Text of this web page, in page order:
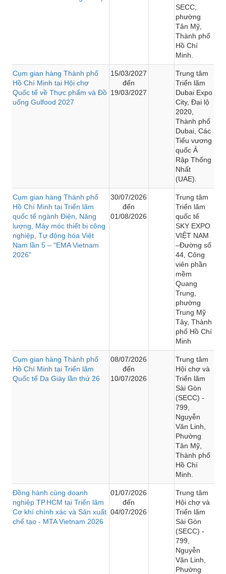
SECC,
phường
Tân Mỹ,
Thành phố
Hồ Chí
Minh.
Cụm gian hàng Thành phố
Hồ Chí Minh tại Hội chợ
Quốc tế về Thực phẩm và Đồ
uống Gulfood 2027
15/03/2027
đến
19/03/2027
Trung tâm
Triển lãm
Dubai Expo
City, Đại lộ
2020,
Thành phố
Dubai, Các
Tiểu vương
quốc Ả
Rập Thống
Nhất
(UAE).
Cụm gian hàng Thành phố
Hồ Chí Minh tại Triển lãm
quốc tế ngành Điện, Năng
lượng, Máy móc thiết bị công
nghiệp, Tự động hóa Việt
Nam lần 5 – "EMA Vietnam
2026"
30/07/2026
đến
01/08/2026
Trung tâm
Triển lãm
quốc tế
SKY EXPO
VIỆT NAM
–Đường số
44, Công
viên phần
mềm
Quang
Trung,
phường
Trung Mỹ
Tây, Thành
phố Hồ Chí
Minh
Cụm gian hàng Thành phố
Hồ Chí Minh tại Triển lãm
Quốc tế Da Giày lần thứ 26
08/07/2026
đến
10/07/2026
Trung tâm
Hội chợ và
Triển lãm
Sài Gòn
(SECC) -
799,
Nguyễn
Văn Linh,
Phường
Tân Mỹ,
Thành phố
Hồ Chí
Minh.
Đồng hành cùng doanh
nghiệp TP.HCM tại Triển lãm
Cơ khí chính xác và Sản xuất
chế tạo - MTA Vietnam 2026
01/07/2026
đến
04/07/2026
Trung tâm
Hội chợ và
Triển lãm
Sài Gòn
(SECC) -
799,
Nguyễn
Văn Linh,
Phường